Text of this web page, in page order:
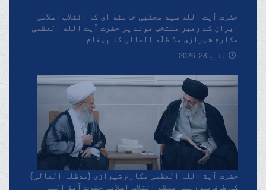
حضرت آیت الله سید مجتبی خامنه ای کا انقلاب اسلامی
ایران کے رهبر منتخب هونے پر حضرت آیت الله العظمی
مکارم شیرازی مدّ ظلّه العالی کا پیغام
مارچ 28, 2026